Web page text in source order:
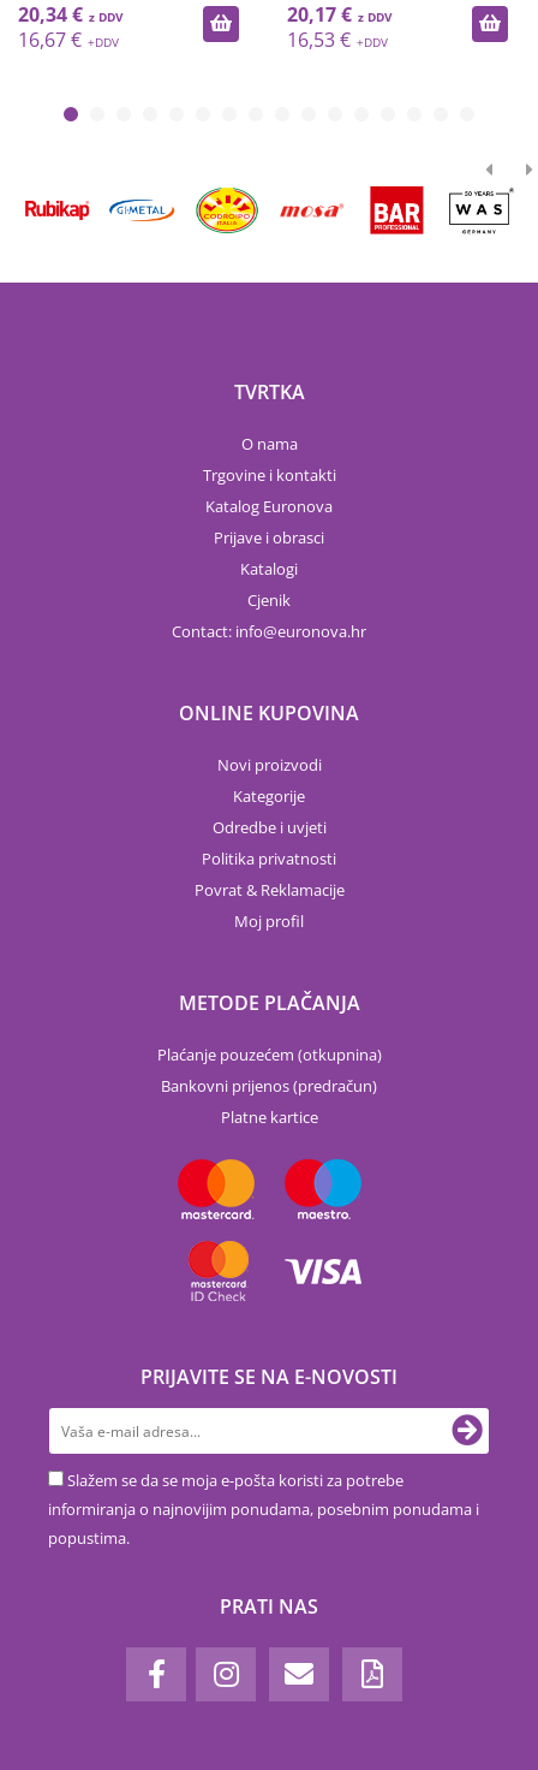
20,34 €
16,67 €
20,17 €
16,53 €
TVRTKA
O nama
Trgovine i kontakti
Katalog Euronova
Prijave i obrasci
Katalogi
Cjenik
Contact: info euronova.hr
ONLINE KUPOVINA
Novi proizvodi
Kategorije
Odredbe i uvjeti
Politika privatnosti
Povrat & Reklamacije
Moj profil
METODE PLAČANJA
Plaćanje pouzećem (otkupnina)
Bankovni prijenos (predračun)
Platne kartice
PRIJAVITE SE NA E-NOVOSTI
Slažem se da se moja e-pošta koristi za potrebe
informiranja o najnovijim ponudama, posebnim ponudama i
popustima.
PRATI NAS